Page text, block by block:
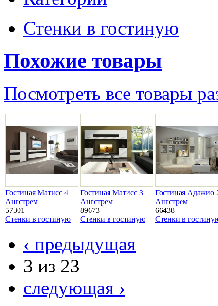
Стенки в гостиную
Похожие товары
Посмотреть все товары
Гостиная Матисс 4
Ангстрем
57301
Стенки в гостиную
Гостиная Матисс 3
Ангстрем
89673
Стенки в гостиную
Гостиная Адажио
Ангстрем
66438
Стенки в
‹ предыдущая
3 из 23
следующая ›